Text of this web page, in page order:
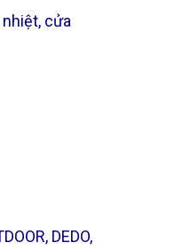
cửa
DEDO,